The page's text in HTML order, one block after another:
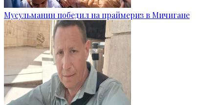
Мусульманин победил на праймериз в Мичигане